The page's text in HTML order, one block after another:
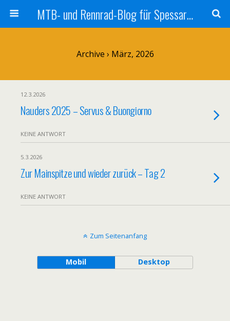
MTB- und Rennrad-Blog für Spessart und Umgebung
Archive › März, 2026
12.3.2026
Nauders 2025 – Servus & Buongiorno
KEINE ANTWORT
5.3.2026
Zur Mainspitze und wieder zurück – Tag 2
KEINE ANTWORT
Zum Seitenanfang
Mobil Desktop